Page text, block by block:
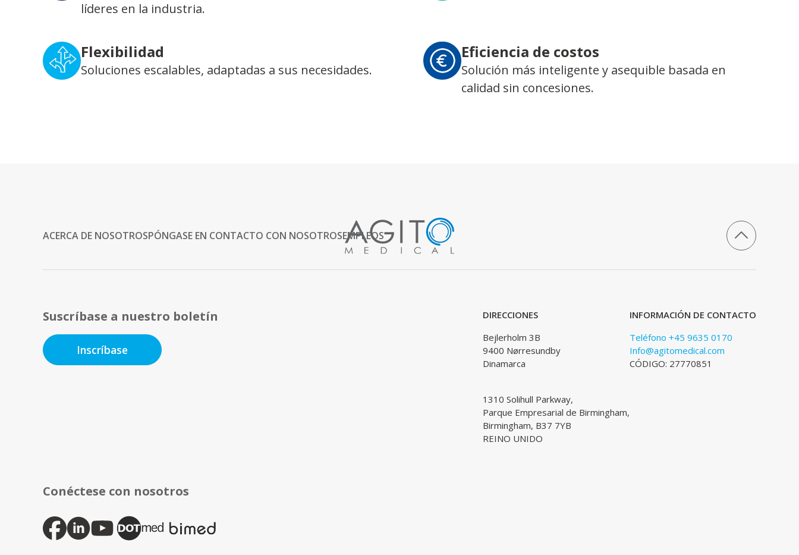
líderes en la industria.
Flexibilidad
Soluciones escalables, adaptadas a sus necesidades.
Eficiencia de costos
Solución más inteligente y asequible basada en
calidad sin concesiones.
ACERCA DE NOSOTROSPÓNGASE EN CONTACTO CON NOSOTROSEMPLEOS
Suscríbase a nuestro boletín
Inscríbase
DIRECCIONES
Bejlerholm 3B
9400 Nørresundby
Dinamarca
1310 Solihull Parkway,
Parque Empresarial de Birmingham,
Birmingham, B37 7YB
REINO UNIDO
INFORMACIÓN DE CONTACTO
Teléfono +45 9635 0170
Info@agitomedical.com
CÓDIGO: 27770851
Conéctese con nosotros